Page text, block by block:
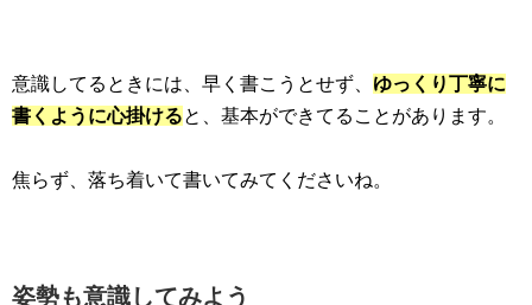
意識してるときには、早く書こうとせず、 ゆっくり丁寧に
書くように心掛けると、基本ができてることがあります。
焦らず、落ち着いて書いてみてくださいね。
姿勢も意識してみよう